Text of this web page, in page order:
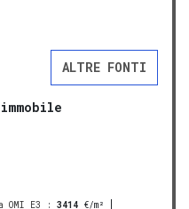
ALTRE FONTI
OMI E3 : 3414 €/m²